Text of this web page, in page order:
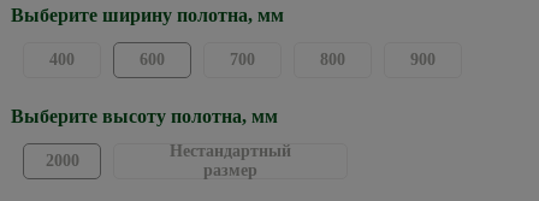
Выберите ширину полотна, мм
400 600 700 800 900
Выберите высоту полотна, мм
2000
Нестандартный
размер